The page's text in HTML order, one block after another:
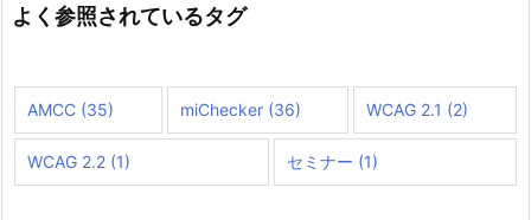
検
索
よく参照されているタグ
AMCC (35) miChecker(36) WCAG 2.1 (2)
WCAG 2.2 (1) セミナー (1)